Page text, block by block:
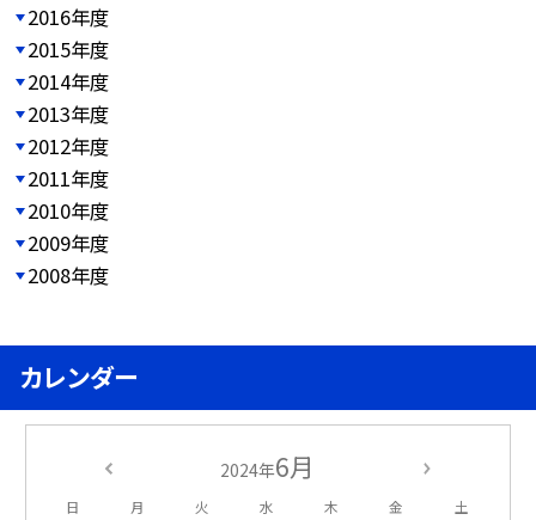
2016年度
2015年度
2014年度
2013年度
2012年度
2011年度
2010年度
2009年度
2008年度
カレンダー
2024年6月
日 月 火 水 木 金 土